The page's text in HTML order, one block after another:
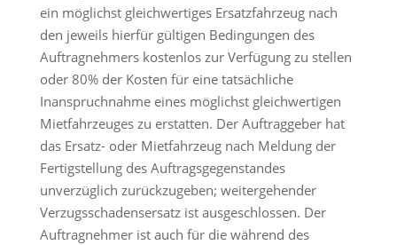
ein möglichst gleichwertiges Ersatzfahrzeug nach
den jeweils hierfür gültigen Bedingungen des
Auftragnehmers kostenlos zur Verfügung zu stellen
oder 80% der Kosten für eine tatsächliche
Inanspruchnahme eines möglichst gleichwertigen
Mietfahrzeuges zu erstatten. Der Auftraggeber hat
das Ersatz- oder Mietfahrzeug nach Meldung der
Fertigstellung des Auftragsgegenstandes
unverzüglich zurückzugeben; weitergehender
Verzugsschadensersatz ist ausgeschlossen. Der
Auftragnehmer ist auch für die während des